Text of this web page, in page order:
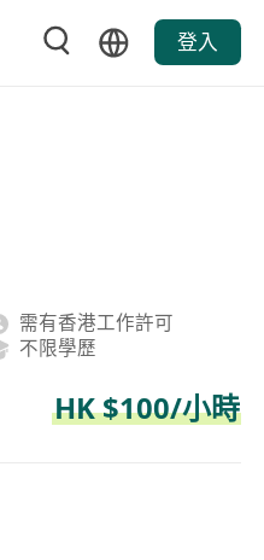
登入
需有香港工作許可
不限學歷
HK $100/小時